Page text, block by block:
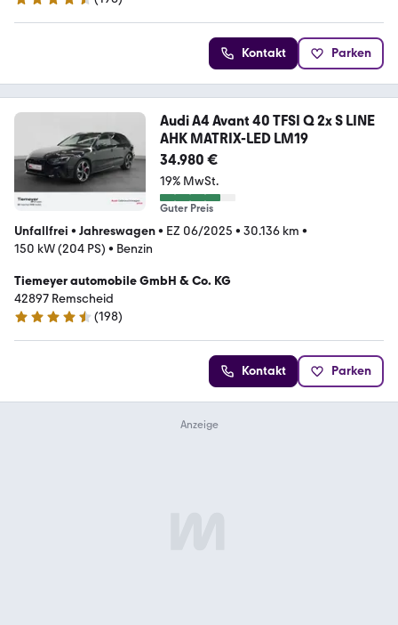
4.3 Sterne
Kontakt Parken
Audi A4 Avant 40 TFSI Q 2x S LINE
AHK MATRIX-LED LM19
34.980 €
19% MwSt.
Guter Preis
Unfallfrei • Jahreswagen• EZ 06/2025 • 30.136 km •
150 kW (204 PS) • Benzin
Tiemeyer automobile GmbH & Co. KG
42897 Remscheid
4.3 Sterne
(198)
Kontakt Parken